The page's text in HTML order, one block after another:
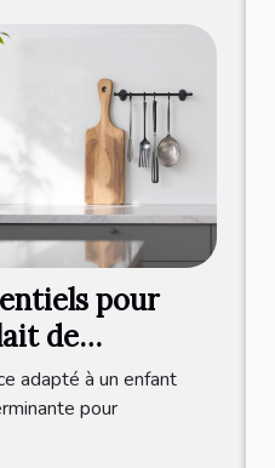
pour
de
adapté à un enfant
pour